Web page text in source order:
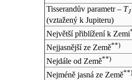
Tisserandův parametr – TJ
(vztažený k Jupiteru)
Největší přiblížení k Zemi
Nejjasnější ze Země**)
Nejdále od Země**)
Nejméně jasná ze Země**)